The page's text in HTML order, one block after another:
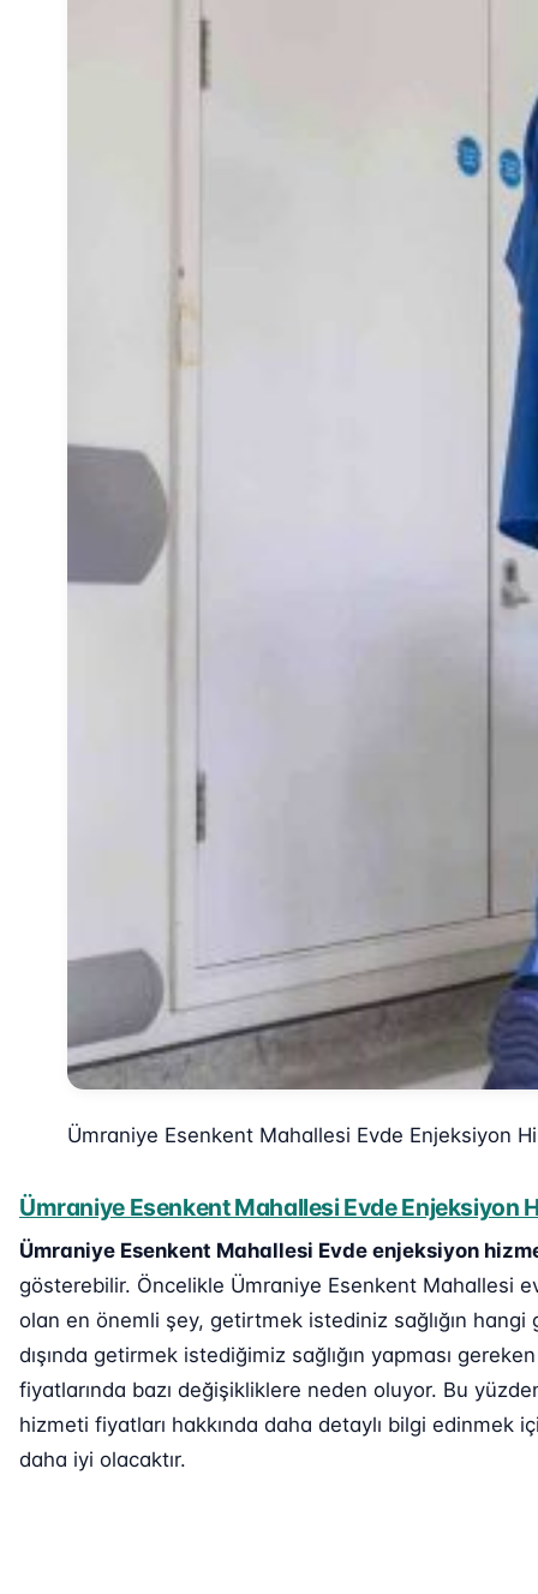
Ümraniye Esenkent Mahallesi Evde Enjeksiyon
Ümraniye Esenkent Mahallesi Evde Enjeksiyon
Ümraniye Esenkent Mahallesi Evde enjeksiyon
gösterebilir. Öncelikle Ümraniye Esenkent Mahallesi
olan en önemli şey, getirtmek istediniz sağlığın
dışında getirmek istediğimiz sağlığın yapması
fiyatlarında bazı değişikliklere neden oluyor. Bu
hizmeti fiyatları hakkında daha detaylı bilgi edinmek
daha iyi olacaktır.